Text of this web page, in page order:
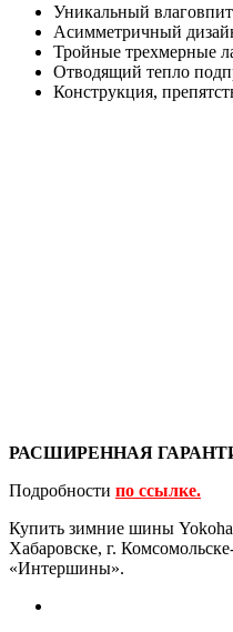
Уникальный
Асимметричный
Тройные трехмерные
Отводящий тепло
Конструкция,
РАСШИРЕННАЯ
Подробности по ссылке.
Купить зимние шины
Хабаровске, г.
«Интершины».